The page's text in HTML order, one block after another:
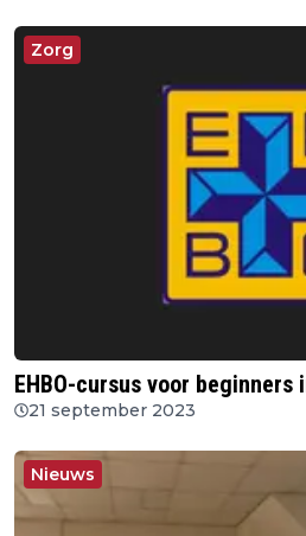
Zorg
EHBO-cursus voor beginners
21 september 2023
Nieuws